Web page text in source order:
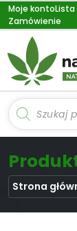
Przejdź
do
treści
Moje kontoLista
Zamówienie
produktów
Strona